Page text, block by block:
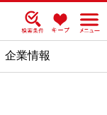
企業情報